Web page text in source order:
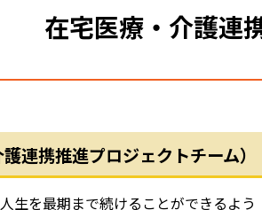
在宅医療・介護連
連携推進プロジェクトチーム）
生を最期まで続けることができるよ